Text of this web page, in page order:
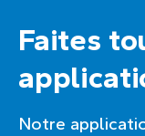
Faites
Notre